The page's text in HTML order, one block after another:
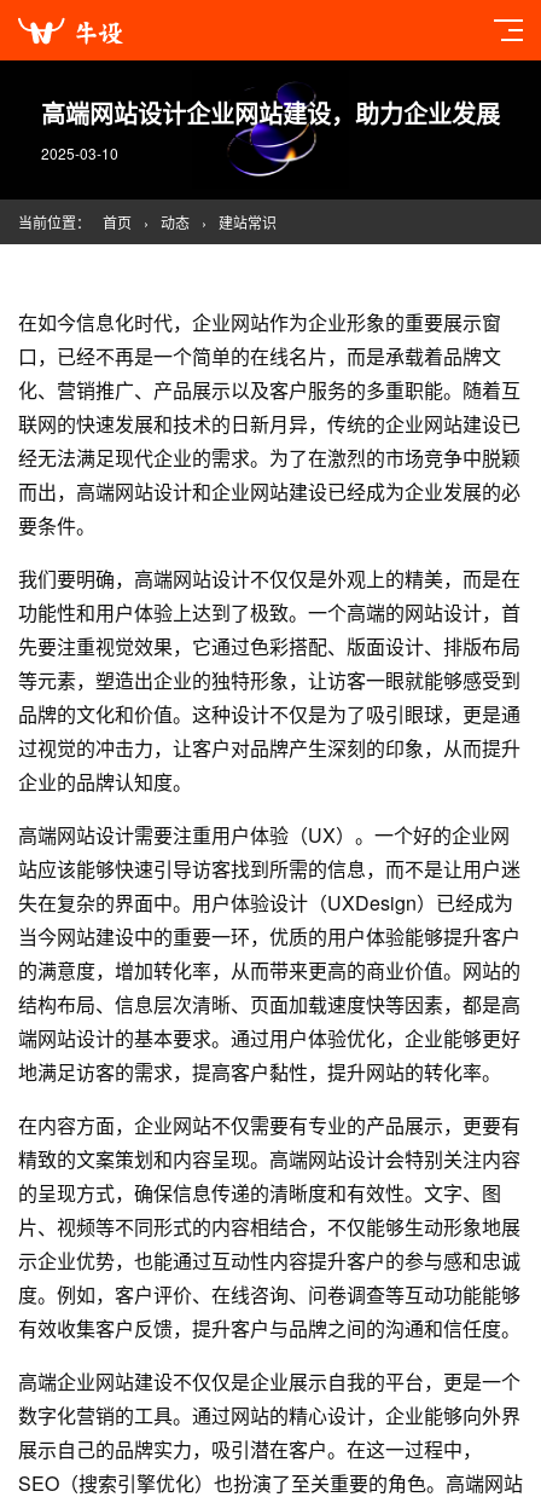
高端网站设计企业网站建设，助力企业发展
2025-03-10
当前位置： 首页 › 动态 › 建站常识
在如今信息化时代，企业网站作为企业形象的重要展示窗
口，已经不再是一个简单的在线名片，而是承载着品牌文
化、营销推广、产品展示以及客户服务的多重职能。随着互
联网的快速发展和技术的日新月异，传统的企业网站建设已
经无法满足现代企业的需求。为了在激烈的市场竞争中脱颖
而出，高端网站设计和企业网站建设已经成为企业发展的必
要条件。
我们要明确，高端网站设计不仅仅是外观上的精美，而是在
功能性和用户体验上达到了极致。一个高端的网站设计，首
先要注重视觉效果，它通过色彩搭配、版面设计、排版布局
等元素，塑造出企业的独特形象，让访客一眼就能够感受到
品牌的文化和价值。这种设计不仅是为了吸引眼球，更是通
过视觉的冲击力，让客户对品牌产生深刻的印象，从而提升
企业的品牌认知度。
高端网站设计需要注重用户体验（UX）。一个好的企业网
站应该能够快速引导访客找到所需的信息，而不是让用户迷
失在复杂的界面中。用户体验设计（UXDesign）已经成为
当今网站建设中的重要一环，优质的用户体验能够提升客户
的满意度，增加转化率，从而带来更高的商业价值。网站的
结构布局、信息层次清晰、页面加载速度快等因素，都是高
端网站设计的基本要求。通过用户体验优化，企业能够更好
地满足访客的需求，提高客户黏性，提升网站的转化率。
在内容方面，企业网站不仅需要有专业的产品展示，更要有
精致的文案策划和内容呈现。高端网站设计会特别关注内容
的呈现方式，确保信息传递的清晰度和有效性。文字、图
片、视频等不同形式的内容相结合，不仅能够生动形象地展
示企业优势，也能通过互动性内容提升客户的参与感和忠诚
度。例如，客户评价、在线咨询、问卷调查等互动功能能够
有效收集客户反馈，提升客户与品牌之间的沟通和信任度。
高端企业网站建设不仅仅是企业展示自我的平台，更是一个
数字化营销的工具。通过网站的精心设计，企业能够向外界
展示自己的品牌实力，吸引潜在客户。在这一过程中，
SEO（搜索引擎优化）也扮演了至关重要的角色。高端网站